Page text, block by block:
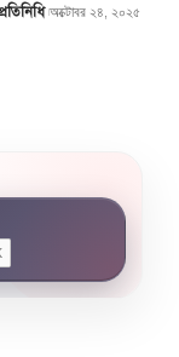
অক্টোবর ২৪, ২০২৫